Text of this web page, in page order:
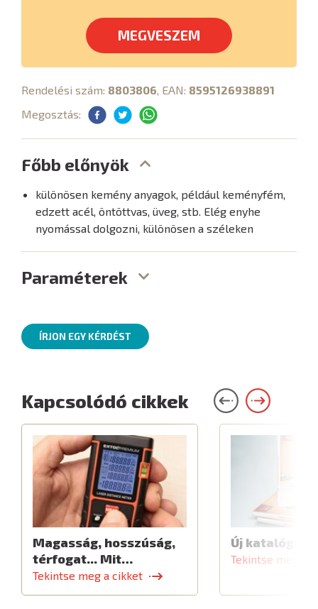
MEGVESZEM
Rendelési szám: 8803806 , EAN: 8595126938891
Megosztás:
Főbb előnyök
különösen kemény anyagok, például keményfém,
edzett acél, öntöttvas, üveg, stb. Elég enyhe
nyomással dolgozni, különösen a széleken
Paraméterek
ÍRJON EGY KÉRDÉST
Kapcsolódó cikkek
Magasság, hosszúság,
térfogat... Mit…
Tekintse meg a cikket
Új katalógus
Tekintse meg a